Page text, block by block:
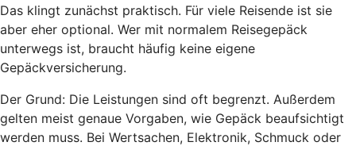
Das klingt zunächst praktisch. Für viele Reisende ist sie
aber eher optional. Wer mit normalem Reisegepäck
unterwegs ist, braucht häufig keine eigene
Gepäckversicherung.
Der Grund: Die Leistungen sind oft begrenzt. Außerdem
gelten meist genaue Vorgaben, wie Gepäck beaufsichtigt
werden muss. Bei Wertsachen, Elektronik, Schmuck oder